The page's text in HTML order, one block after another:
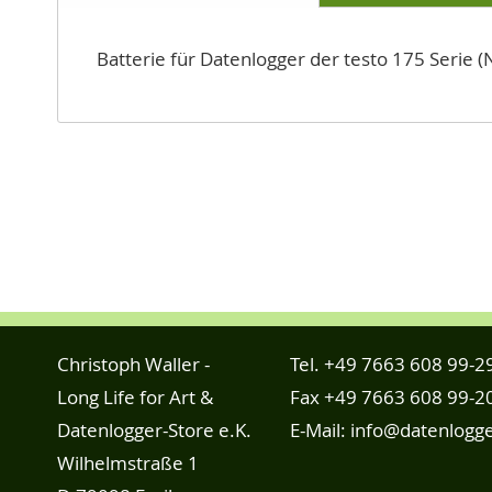
springenBatterie für Datenlogger der testo 175 Serie
Christoph Waller -
Long Life for Art &
Datenlogger-Store e.K.
Wilhelmstraße 1
Tel. +49 7663 608 99-
Fax +49 7663 608 99-
E-Mail: